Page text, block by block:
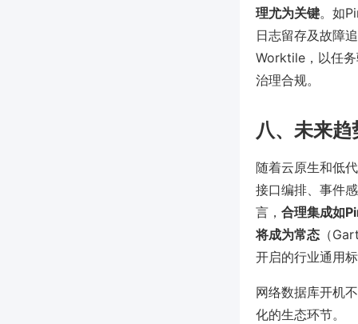
理尤为关键。如
日志留存及故障
Worktile，以任
治理合规。
八、未来
随着云原生和低
接口编排、事件
言， 合理集成如
将成为常态 （
开启的行业通用
网络数据库开机
化的生态环节。